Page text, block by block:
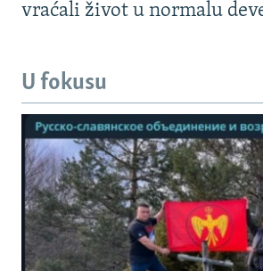
vraćali život u normalu
U fokusu